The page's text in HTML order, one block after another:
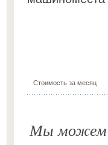
Стоимость за месяц
Мы можем